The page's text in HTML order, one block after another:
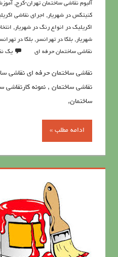
آلبوم نقاشی ساختمان تهران-کرج,
کنیتکس در شهریار , اجرای نقاشی
اکریلیک در انواع رنگ در شهریار ,
شهریار , بلکا در تهرانسر , بلکا در
نقاشي ساختمان حرفه اي
یک
نقاشي ساختمان حرفه اي نقاشي
نقاشی ساختمان , نمونه کارنقاشی
ساختمان,
ادامه مطلب »